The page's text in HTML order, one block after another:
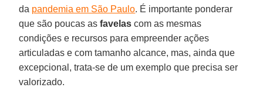
da pandemia em São Paulo. É importante ponderar
que são poucas asfavelas com as mesmas
condições e recursos para empreender ações
articuladas e com tamanho alcance, mas, ainda que
excepcional, trata-se de um exemplo que precisa ser
valorizado.